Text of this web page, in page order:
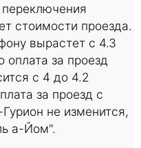
стоимости проезда.
вырастет с 4.3
за проезд
с 4 до 4.2
за проезд с
не изменится,
а-Йом".